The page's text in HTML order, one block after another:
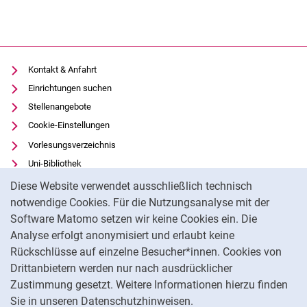
Diese Website verwendet ausschließlich technisch
notwendige Cookies. Für die Nutzungsanalyse mit der
Software Matomo setzen wir keine Cookies ein. Die
Analyse erfolgt anonymisiert und erlaubt keine
Rückschlüsse auf einzelne Besucher*innen. Cookies von
Drittanbietern werden nur nach ausdrücklicher
Zustimmung gesetzt. Weitere Informationen hierzu finden
Sie in unseren Datenschutzhinweisen.
Kontakt & Anfahrt
Einrichtungen suchen
Stellenangebote
Cookie-Einstellungen
Vorlesungsverzeichnis
Uni-Bibliothek
Moodle
Panopto
Datenschutz
Barrierefreiheit
Transparenter KI-Einsatz
Impressum